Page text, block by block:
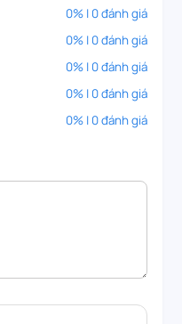
0% | 0 đánh giá
0% | 0 đánh giá
0% | 0 đánh giá
0% | 0 đánh giá
0% | 0 đánh giá